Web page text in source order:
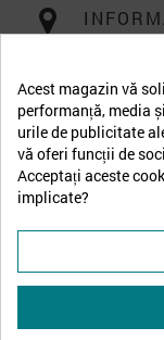
Acest magazin vă
performanță, media
urile de publicitate
vă oferi funcții de
Acceptați aceste
implicate?